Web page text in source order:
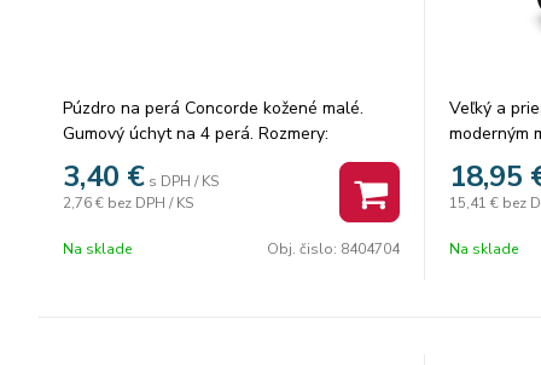
Púzdro na perá Concorde kožené malé.
Gumový úchyt na 4 perá. Rozmery:
3,40 € s DPH / KS
2,76 € bez DPH / KS
Na sklade Obj. čislo: 8404704
Veľký a
moderným
ktorí chcú
prehľadne
Vďaka
ceruziek
18,95
15,41 € bez
Na sklade